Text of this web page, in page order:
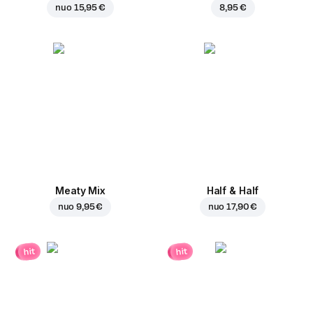
nuo 15,95 € 8,95 €
Meaty Mix
nuo9,95 €
Half & Half
nuo17,90 €
hit hit